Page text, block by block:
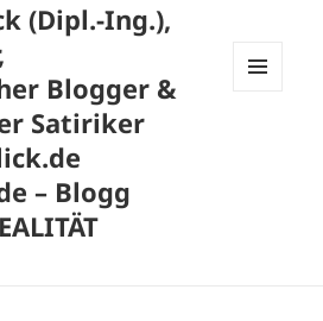
(Dipl.-Ing.),
Blogger &
Satiriker
– Blogg